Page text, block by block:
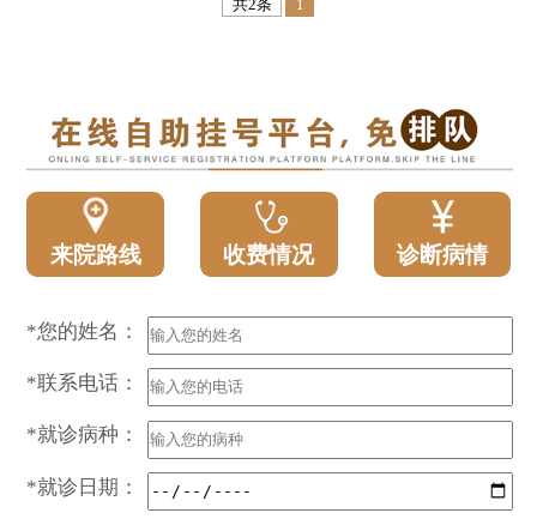
共2条 1
来院路线 收费情况 诊断病情
*您的姓名：
*联系电话：
*就诊病种：
*就诊日期：